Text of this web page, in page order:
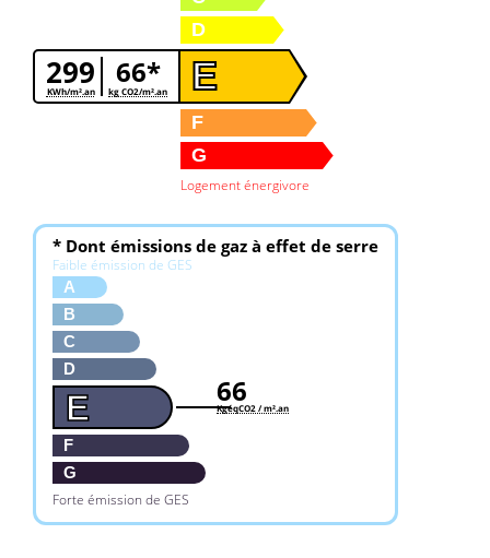
299
KWh/m².an
66*
kg CO2/m².an
D
E
F
G
Logement énergivore
* Dont émissions de gaz à effet de serre
Faible émission de GES
A
B
C
D
E
F
G
Forte émission de GES
66
KgéqCO2 / m².an